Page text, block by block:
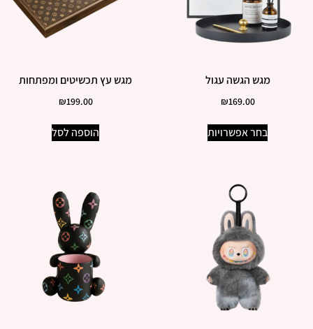
מגש הגשה עגול
₪169.00
בחר אפשרויות
מגש עץ תכשיטים ומפתחות
₪199.00
הוספה לסל